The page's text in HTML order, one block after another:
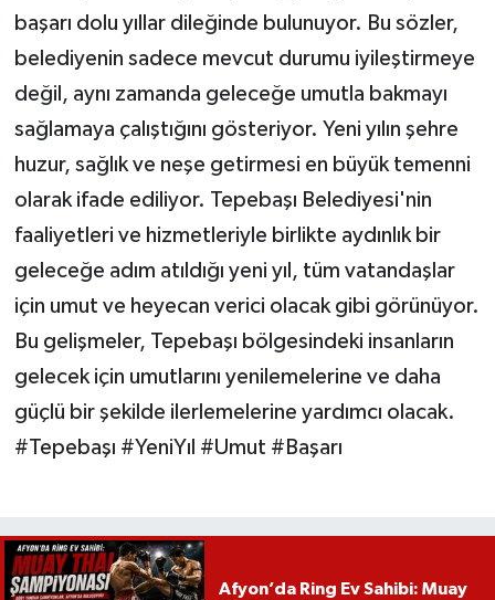
başarı dolu yıllar dileğinde bulunuyor. Bu sözler,
belediyenin sadece mevcut durumu iyileştirmeye
değil, aynı zamanda geleceğe umutla bakmayı
sağlamaya çalıştığını gösteriyor. Yeni yılın şehre
huzur, sağlık ve neşe getirmesi en büyük temenni
olarak ifade ediliyor. Tepebaşı Belediyesi'nin
faaliyetleri ve hizmetleriyle birlikte aydınlık bir
geleceğe adım atıldığı yeni yıl, tüm vatandaşlar
için umut ve heyecan verici olacak gibi görünüyor.
Bu gelişmeler, Tepebaşı bölgesindeki insanların
gelecek için umutlarını yenilemelerine ve daha
güçlü bir şekilde ilerlemelerine yardımcı olacak.
#Tepebaşı #YeniYıl #Umut #Başarı
Afyon’da Ring Ev Sahibi: Muay